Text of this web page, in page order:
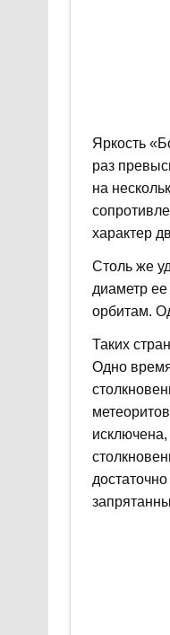
Яркость
раз
на
характер
Столь же
диаметр
орбитам.
Таких
Одно